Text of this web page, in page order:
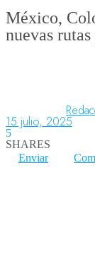
Aeropuertos
Columnistas
México,
nuevas
15 julio, 2025
5
SHARES
Enviar